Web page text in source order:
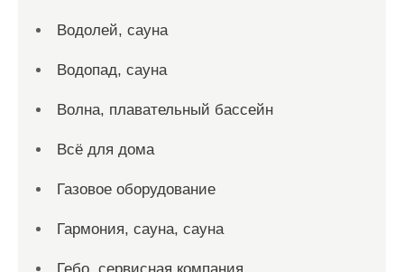
Водолей, сауна
Водопад, сауна
Волна, плавательный бассейн
Всё для дома
Газовое оборудование
Гармония, сауна, сауна